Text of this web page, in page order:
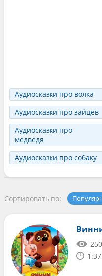
Аудиосказки про волка
Аудиосказки про зайцев
Аудиосказки про
медведя
Аудиосказки про собаку
Сортировать по: